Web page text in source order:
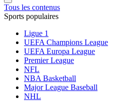
Tous les contenus
Sports populaires
Ligue 1
UEFA Champions League
UEFA Europa League
Premier League
NFL
NBA Basketball
Major League Baseball
NHL